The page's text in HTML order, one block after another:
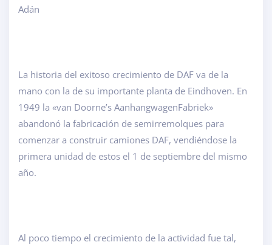
Adán
La historia del exitoso crecimiento de DAF va de la
mano con la de su importante planta de Eindhoven. En
1949 la «van Doorne’s AanhangwagenFabriek»
abandonó la fabricación de semirremolques para
comenzar a construir camiones DAF, vendiéndose la
primera unidad de estos el 1 de septiembre del mismo
año.
Al poco tiempo el crecimiento de la actividad fue tal,